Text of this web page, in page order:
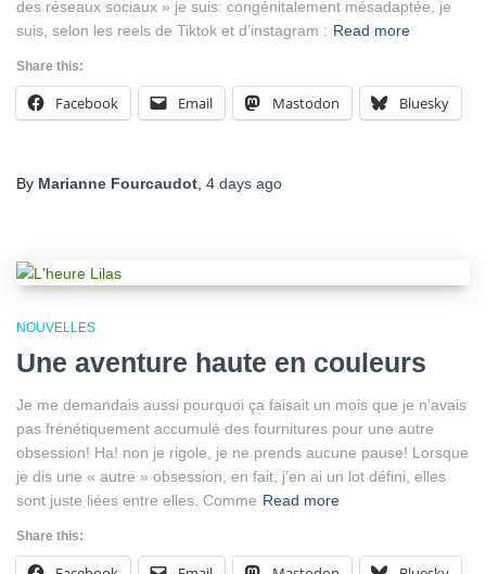
des réseaux sociaux » je suis: congénitalement mésadaptée, je
suis, selon les reels de Tiktok et d’instagram : Read more
Share this:
Facebook Email Mastodon Bluesky
By Marianne Fourcaudot 4 days ago
NOUVELLES
Une aventure haute en couleurs
Je me demandais aussi pourquoi ça faisait un mois que je n’avais
pas frénétiquement accumulé des fournitures pour une autre
obsession! Ha! non je rigole, je ne prends aucune pause! Lorsque
je dis une « autre » obsession, en fait, j’en ai un lot défini, elles
sont juste liées entre elles. Comme Read more
Share this: